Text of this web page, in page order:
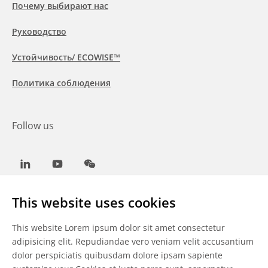
This website uses cookies
This website Lorem ipsum dolor sit amet consectetur
adipisicing elit. Repudiandae vero veniam velit accusantium
dolor perspiciatis quibusdam dolore ipsam sapiente
Почему выбирают нас
Руководство
Устойчивость/ ECOWISE™
Политика соблюдения
Follow us
LinkedInYoutubeWeChat
Общие условия
Отказ от ответственности